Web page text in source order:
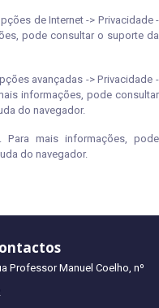
de Internet -> Privacidade -
pode consultar o suporte da
avançadas -> Privacidade -
informações, pode consultar
do navegador.
Para mais informações, pode
do navegador.
Professor Manuel Coelho, nº